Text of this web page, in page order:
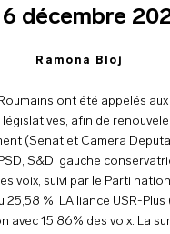
6 décembre
Ramona Bloj
ont été appelés
afin de
(Senat et Camera
S&D, gauche
voix, suivi par le Parti
25,58 %. L’Alliance USR-
avec 15,86% des voix. La